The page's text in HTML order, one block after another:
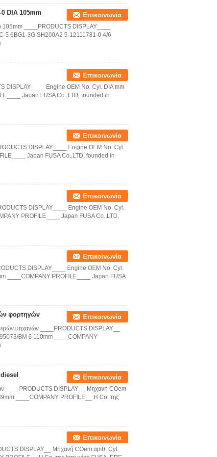
DIA 105mm Επικοινωνία
____PRODUCTS DISPLAY____
5 6BG1-3G SH200A2 5-12111781-0 4/6
Επικοινωνία
DISPLAY____ Engine OEM No. Cyl. DIA mm
Japan FUSA Co.,LTD. founded in
Επικοινωνία
DISPLAY____ Engine OEM No. Cyl.
Japan FUSA Co.,LTD. founded in
Επικοινωνία
DISPLAY____ Engine OEM No. Cyl.
PROFILE____ Japan FUSA Co.,LTD.
Επικοινωνία
DISPLAY____ Engine OEM No. Cyl.
____COMPANY PROFILE____ Japan FUSA
φορτηγών Επικοινωνία
μηχανών ____PRODUCTS DISPLAY__
BM 6 110mm ____COMPANY
Επικοινωνία
____PRODUCTS DISPLAY__ Μηχανή COem
____COMPANY PROFILE__ Η Co. της
Επικοινωνία
DISPLAY__ Μηχανή COem αριθ. Cyl.